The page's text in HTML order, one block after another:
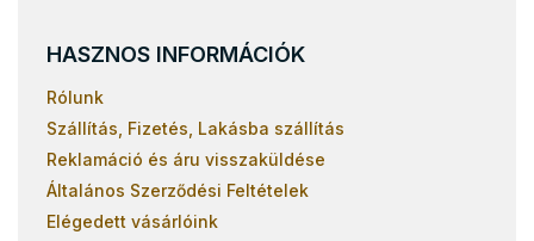
HASZNOS INFORMÁCIÓK
Rólunk
Szállítás, Fizetés, Lakásba szállítás
Reklamáció és áru visszaküldése
Általános Szerződési Feltételek
Elégedett vásárlóink